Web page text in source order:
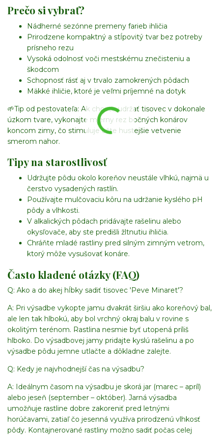
Prečo si vybrať?
Nádherné sezónne premeny farieb ihličia
Prirodzene kompaktný a stĺpovitý tvar bez potreby
prísneho rezu
Vysoká odolnosť voči mestskému znečisteniu a
škodcom
Schopnosť rásť aj v trvalo zamokrených pôdach
Mäkké ihličie, ktoré je veľmi príjemné na dotyk
🌱Tip od pestovateľa: Ak chcete udržať tisovec v dokonale
úzkom tvare, vykonajte mierny rez bočných konárov
koncom zimy, čo stimuluje ešte hustejšie vetvenie
smerom nahor.
Tipy na starostlivosť
Udržujte pôdu okolo koreňov neustále vlhkú, najmä u
čerstvo vysadených rastlín.
Používajte mulčovaciu kôru na udržanie kyslého pH
pôdy a vlhkosti.
V alkalických pôdach pridávajte rašelinu alebo
okysľovače, aby ste predišli žltnutiu ihličia.
Chráňte mladé rastliny pred silným zimným vetrom,
ktorý môže vysušovať konáre.
Často kladené otázky (FAQ)
Q: Ako a do akej hĺbky sadiť tisovec 'Peve Minaret'?
A: Pri výsadbe vykopte jamu dvakrát širšiu ako koreňový bal,
ale len tak hlbokú, aby bol vrchný okraj balu v rovine s
okolitým terénom. Rastlina nesmie byť utopená príliš
hlboko. Do výsadbovej jamy pridajte kyslú rašelinu a po
výsadbe pôdu jemne utlačte a dôkladne zalejte.
Q: Kedy je najvhodnejší čas na výsadbu?
A: Ideálnym časom na výsadbu je skorá jar (marec – apríl)
alebo jeseň (september – október). Jarná výsadba
umožňuje rastline dobre zakoreniť pred letnými
horúčavami, zatiaľ čo jesenná využíva prirodzenú vlhkosť
pôdy. Kontajnerované rastliny možno sadiť počas celej